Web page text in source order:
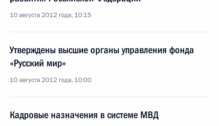
10 августа 2012 года, 10:15
Утверждены высшие органы управления фонда
«Русский мир»
10 августа 2012 года, 10:00
Кадровые назначения в системе МВД